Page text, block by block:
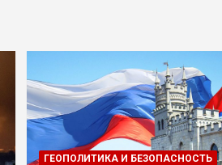
ГЕОПОЛИТИКА И БЕЗОПАСНОСТЬ